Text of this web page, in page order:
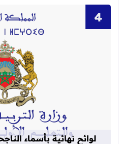
لوائح نهائية بأسماء